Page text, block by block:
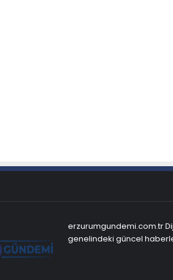
erzurumgundemi.com.tr
genelindeki güncel